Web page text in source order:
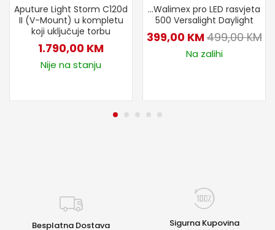
Aputure Light Storm C120d
II (V-Mount) u kompletu
koji uključuje torbu
1.790,00 KM
Nije na stanju
…Walimex pro LED rasvjeta
500 Versalight Daylight
399,00 KM499,00KM
Na zalihi
Besplatna Dostava Sigurna Kupovina